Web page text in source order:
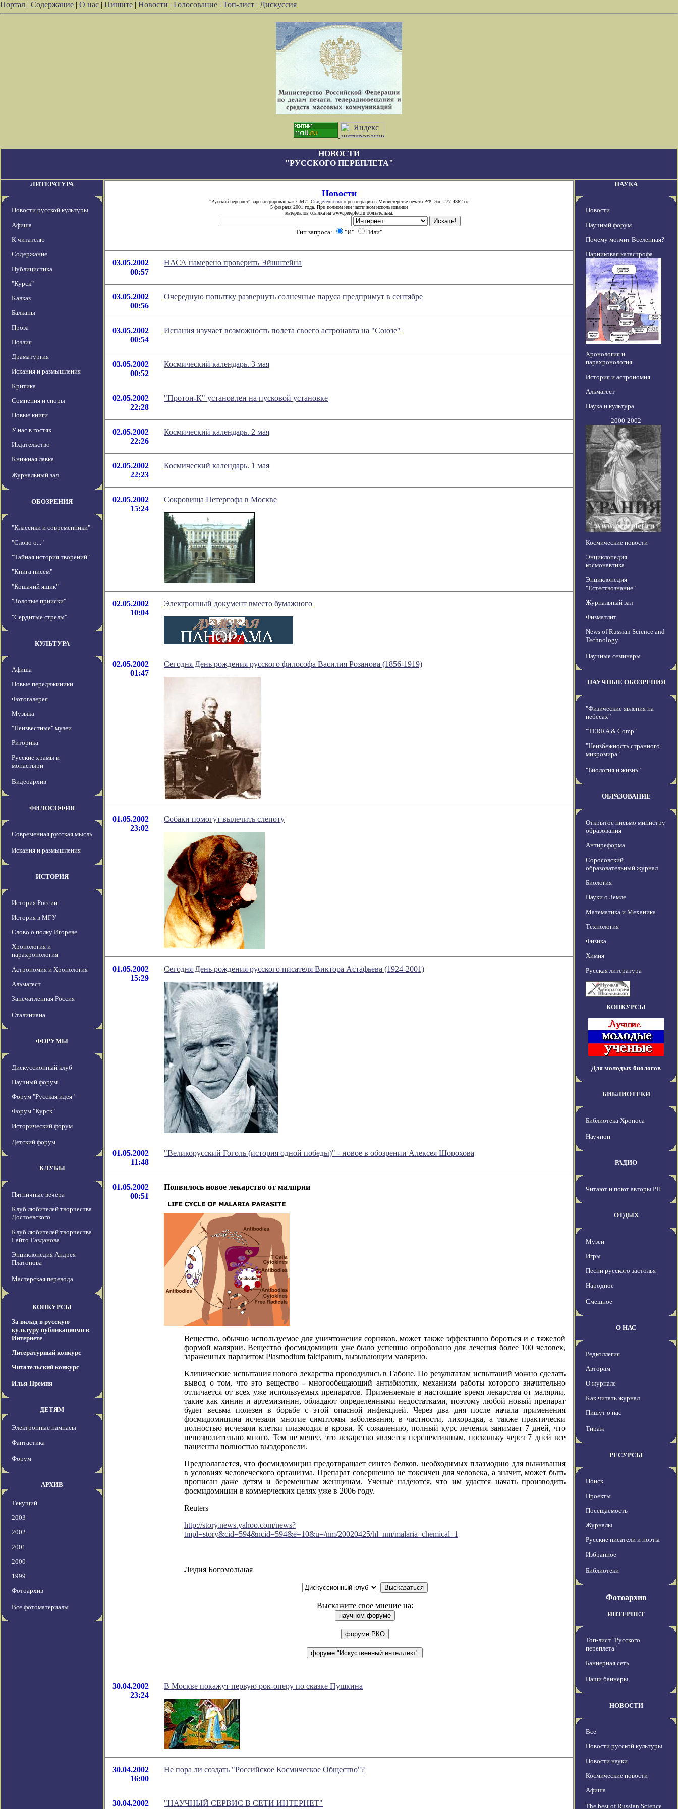
Портал | Содержание | О нас | Пишите | Новости | Голосование | Топ-лист | Дискуссия
НОВОСТИ
"РУССКОГО ПЕРЕПЛЕТА"
ЛИТЕРАТУРА
Новости русской культуры
Афиша
К читателю
Содержание
Публицистика
"Курск"
Кавказ
Балканы
Проза
Поэзия
Драматургия
Искания и размышления
Критика
Сомнения и споры
Новые книги
У нас в гостях
Издательство
Книжная лавка
Журнальный зал
ОБОЗРЕНИЯ
"Классики и современники"
"Слово о..."
"Тайная история творений"
"Книга писем"
"Кошачий ящик"
"Золотые прииски"
"Сердитые стрелы"
КУЛЬТУРА
Афиша
Новые передвжиники
Фотогалерея
Музыка
"Неизвестные" музеи
Риторика
Русские храмы и
монастыри
Видеоархив
ФИЛОСОФИЯ
Современная русская мысль
Искания и размышления
ИСТОРИЯ
История России
История в МГУ
Слово о полку Игореве
Хронология и
парахронология
Астрономия и Хронология
Альмагест
Запечатленная Россия
Сталиниана
ФОРУМЫ
Дискуссионный клуб
Научный форум
Форум "Русская идея"
Форум "Курск"
Исторический форум
Детский форум
КЛУБЫ
Пятничные вечера
Клуб любителей творчества
Достоевского
Клуб любителей творчества
Гайто Газданова
Энциклопедия Андрея
Платонова
Мастерская перевода
КОНКУРСЫ
За вклад в русскую
культуру публикациями в
Интернете
Литературный конкурс
Читательский конкурс
Илья-Премия
ДЕТЯМ
Электронные пампасы
Фантастика
Форум
АРХИВ
Текущий
2003
2002
2001
2000
1999
Фотоархив
Все фотоматериалы
Новости
"Русский переплет" зарегистрирован как СМИ. Свидетельство о регистрации в Министерстве печати РФ: Эл. #77-4362 от
5 февраля 2001 года. При полном или частичном использовании
материалов ссылка на www.pereplet.ru обязательна.
Тип запроса: "И" "Или"
03.05.2002
00:57
НАСА намерено проверить Эйнштейна
03.05.2002
00:56
Очередную попытку развернуть солнечные паруса предпримут в сентябре
03.05.2002
00:54
Испания изучает возможность полета своего астронавта на "Союзе"
03.05.2002
00:52
Космический календарь. 3 мая
02.05.2002
22:28
"Протон-К" установлен на пусковой установке
02.05.2002
22:26
Космический календарь. 2 мая
02.05.2002
22:23
Космический календарь. 1 мая
02.05.2002
15:24
Сокровища Петергофа в Москве
02.05.2002
10:04
Электронный документ вместо бумажного
02.05.2002
01:47
Сегодня День рождения русского философа Василия Розанова (1856-1919)
01.05.2002
23:02
Собаки помогут вылечить слепоту
01.05.2002
15:29
Сегодня День рождения русского писателя Виктора Астафьева (1924-2001)
01.05.2002
11:48
"Великорусский Гоголь (история одной победы)" - новое в обозрении Алексея Шорохова
01.05.2002
00:51
Появилось новое лекарство от малярии
Вещество, обычно используемое для уничтожения сорняков, может также эффективно бороться и с тяжелой
формой малярии. Вещество фосмидомицин уже было успешно опробовано для лечения более 100 человек,
зараженных паразитом Plasmodium falciparum, вызывающим малярию.
Клинические испытания нового лекарства проводились в Габоне. По результатам испытаний можно сделать
вывод о том, что это вещество - многообещающий антибиотик, механизм работы которого значительно
отличается от всех уже используемых препаратов. Применяемые в настоящие время лекарства от малярии,
такие как хинин и артемизинин, обладают определенными недостатками, поэтому любой новый препарат
будет весьма полезен в борьбе с этой опасной инфекцией. Через два дня после начала применения
фосмидомицина исчезали многие симптомы заболевания, в частности, лихорадка, а также практически
полностью исчезали клетки плазмодия в крови. К сожалению, полный курс лечения занимает 7 дней, что
непозволительно много. Тем не менее, это лекарство является перспективным, поскольку через 7 дней все
пациенты полностью выздоровели.
Предполагается, что фосмидомицин предотвращает синтез белков, необходимых плазмодию для выживания
в условиях человеческого организма. Препарат совершенно не токсичен для человека, а значит, может быть
прописан даже детям и беременным женщинам. Ученые надеются, что им удастся начать производить
фосмидомицин в коммерческих целях уже в 2006 году.
Reuters
http://story.news.yahoo.com/news?
tmpl=story&cid=594&ncid=594&e=10&u=/nm/20020425/hl_nm/malaria_chemical_1
Лидия Богомольная
Выскажите свое мнение на:
30.04.2002
23:24
В Москве покажут первую рок-оперу по сказке Пушкина
30.04.2002
16:00
Не пора ли создать "Российское Космическое Общество"?
30.04.2002
"НАУЧНЫЙ СЕРВИС В СЕТИ ИНТЕРНЕТ"
НАУКА
Новости
Научный форум
Почему молчит Вселенная?
Парниковая катастрофа
Хронология и
парахронология
История и астрономия
Альмагест
Наука и культура
2000-2002
Космические новости
Энциклопедия
космонавтика
Энциклопедия
"Естествознание"
Журнальный зал
Физматлит
News of Russian Science and
Technology
Научные семинары
НАУЧНЫЕ ОБОЗРЕНИЯ
"Физические явления на
небесах"
"TERRA & Comp"
"Неизбежность странного
микромира"
"Биология и жизнь"
ОБРАЗОВАНИЕ
Открытое письмо министру
образования
Антиреформа
Соросовский
образовательный журнал
Биология
Науки о Земле
Математика и Механика
Технология
Физика
Химия
Русская литература
КОНКУРСЫ
Для молодых биологов
БИБЛИОТЕКИ
Библиотека Хроноса
Научпоп
РАДИО
Читают и поют авторы РП
ОТДЫХ
Музеи
Игры
Песни русского застолья
Народное
Смешное
О НАС
Редколлегия
Авторам
О журнале
Как читать журнал
Пишут о нас
Тираж
РЕСУРСЫ
Поиск
Проекты
Посещаемость
Журналы
Русские писатели и поэты
Избранное
Библиотеки
Фотоархив
ИНТЕРНЕТ
Топ-лист "Русского
переплета"
Баннерная сеть
Наши баннеры
НОВОСТИ
Все
Новости русской культуры
Новости науки
Космические новости
Афиша
The best of Russian Science